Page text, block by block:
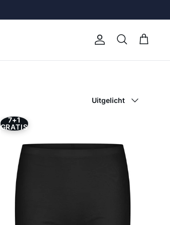
Account
Zoeken
Uitgelicht
7+1
GRATIS